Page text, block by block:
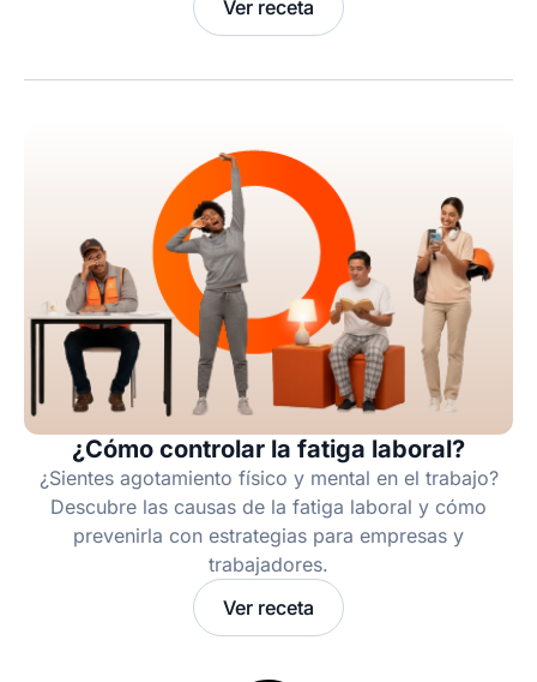
Ver receta
¿Cómo controlar la fatiga laboral?
¿Sientes agotamiento físico y mental en el trabajo?
Descubre las causas de la fatiga laboral y cómo
prevenirla con estrategias para empresas y
trabajadores.
Ver receta